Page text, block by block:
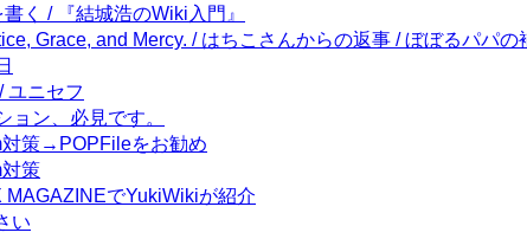
く / 『結城浩のWiki入門』
Grace, and Mercy. / はちこさんからの返事 / ぼぼるパパの
ユニセフ
ョン、必見です。
対策→POPFileをお勧め
策
MAGAZINEでYukiWikiが紹介
い